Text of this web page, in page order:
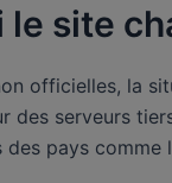
site
officielles, la
serveurs
pays